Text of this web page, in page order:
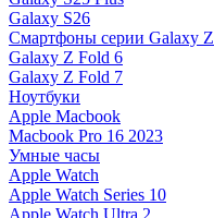
Galaxy S26
Смартфоны серии Galaxy Z
Galaxy Z Fold 6
Galaxy Z Fold 7
Ноутбуки
Apple Macbook
Macbook Pro 16 2023
Умные часы
Apple Watch
Apple Watch Series 10
Apple Watch Ultra 2